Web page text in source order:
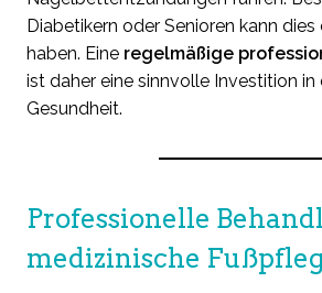
Diabetikern oder Senioren kann
haben. Eine regelmäßige
ist daher eine sinnvolle Investition in
Gesundheit.
Professionelle
medizinische